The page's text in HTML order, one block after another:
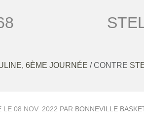
6ÈME JOURNÉE / CONTRE
LE 08 NOV. 2022 PAR BONNEVILLE